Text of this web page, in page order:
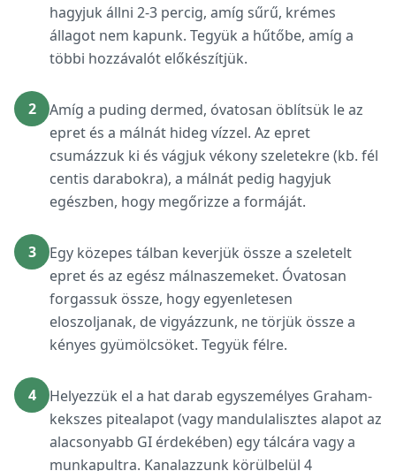
hagyjuk állni 2-3 percig, amíg sűrű, krémes
állagot nem kapunk. Tegyük a hűtőbe, amíg a
többi hozzávalót előkészítjük.
2
Amíg a puding dermed, óvatosan öblítsük le az
epret és a málnát hideg vízzel. Az epret
csumázzuk ki és vágjuk vékony szeletekre (kb. fél
centis darabokra), a málnát pedig hagyjuk
egészben, hogy megőrizze a formáját.
3
Egy közepes tálban keverjük össze a szeletelt
epret és az egész málnaszemeket. Óvatosan
forgassuk össze, hogy egyenletesen
eloszoljanak, de vigyázzunk, ne törjük össze a
kényes gyümölcsöket. Tegyük félre.
4
Helyezzük el a hat darab egyszemélyes Graham-
kekszes pitealapot (vagy mandulalisztes alapot az
alacsonyabb GI érdekében) egy tálcára vagy a
munkapultra. Kanalazzunk körülbelül 4